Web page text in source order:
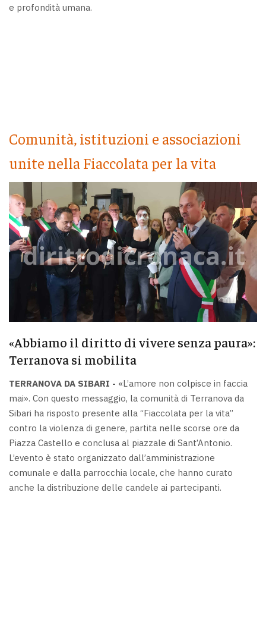
e profondità umana.
Comunità, istituzioni e associazioni
unite nella Fiaccolata per la vita
«Abbiamo il diritto di vivere senza paura»:
Terranova si mobilita
TERRANOVA DA SIBARI - «L’amore non colpisce in faccia
mai». Con questo messaggio, la comunità di Terranova da
Sibari ha risposto presente alla “Fiaccolata per la vita”
contro la violenza di genere, partita nelle scorse ore da
Piazza Castello e conclusa al piazzale di Sant’Antonio.
L’evento è stato organizzato dall’amministrazione
comunale e dalla parrocchia locale, che hanno curato
anche la distribuzione delle candele ai partecipanti.